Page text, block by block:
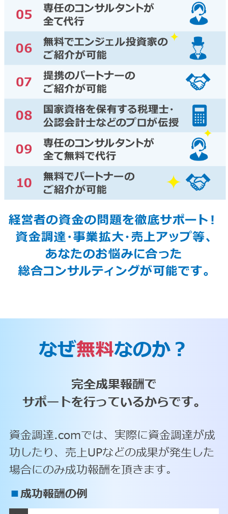
なぜ無料なのか？
完全成果報酬で
サポートを行っているからです。
資金調達.comでは、実際に資金調達が成
功したり、売上UPなどの成果が発生した
場合にのみ成功報酬を頂きます。
■成功報酬の例